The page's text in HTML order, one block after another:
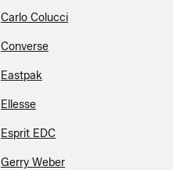
Carlo Colucci
Converse
Eastpak
Ellesse
Esprit EDC
Gerry Weber